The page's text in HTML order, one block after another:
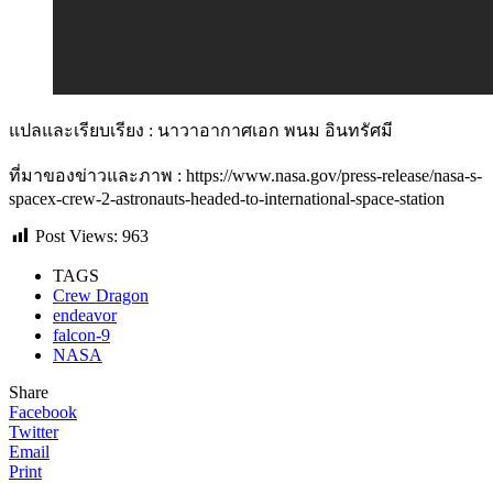
แปลและเรียบเรียง : นาวาอากาศเอก พนม อินทรัศมี
ที่มาของข่าวและภาพ : https://www.nasa.gov/press-release/nasa-s-
spacex-crew-2-astronauts-headed-to-international-space-station
Post Views: 963
TAGS
Crew Dragon
endeavor
falcon-9
NASA
Share
Facebook
Twitter
Email
Print